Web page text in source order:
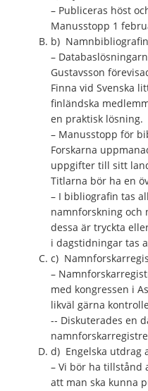
– Publiceras höst
Manusstopp 1
b) Namnbibliografin
–
Gustavsson
Finna vid Svenska
finländska
en praktisk lösning.
– Manusstopp för
Forskarna
uppgifter till sitt
Titlarna bör ha en
– I bibliografin tas
namnforskning och
dessa är tryckta
i dagstidningar tas
c)
–
med kongressen i
likväl gärna
-­‐ Diskuterades en
d) Engelska utdrag
– Vi bör ha tillstånd
att man ska kunna